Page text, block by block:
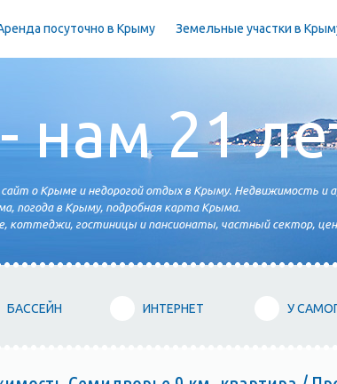
посуточно в Крыму Земельные участки в
нам 21
о Крыме и недорогой отдых в Крыму. Недвижимость и
погода в Крыму, подробная карта Крыма.
коттеджи, гостиницы и пансионаты, частный сектор,
БАССЕЙН ИНТЕРНЕТ У